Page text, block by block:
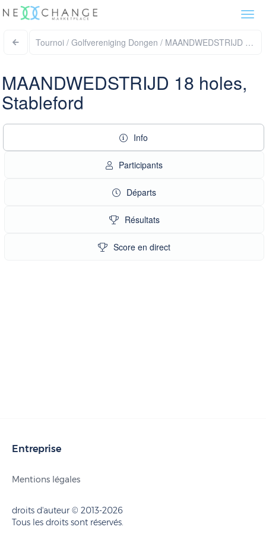
Tournoi / Golfvereniging Dongen / MAANDWEDSTRIJD 18
MAANDWEDSTRIJD 18 holes,
Stableford
Info
Participants
Départs
Résultats
Score en direct
Entreprise
Mentions légales
droits d'auteur © 2013-2026
Tous les droits sont réservés.